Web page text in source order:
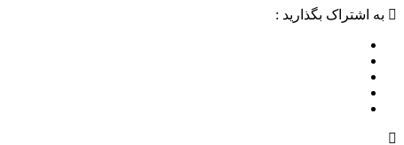
به اشتراک بگذارید :